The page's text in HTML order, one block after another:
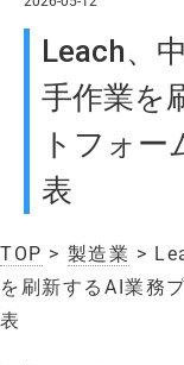
Leach、
手作業を
トフォー
表
TOP > 製造業 >
を刷新するAI業務
表